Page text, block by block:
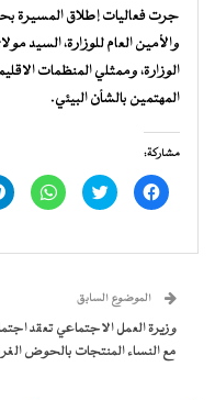
جرت فعاليات إطلاق المسيرة
والأمين العام للوزارة، السيد
الوزارة، وممثلي المنظمات
المهتمين بالشأن البيئي.
مشاركة:
انقر
للمشاركة
في
اضغط
للمشاركة
في
انقر
في
الموضوع السابق
وزيرة العمل الاجتماعي تعقد
مع النساء المنتجات بالحوض